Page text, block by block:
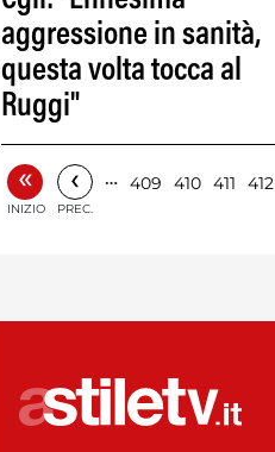
aggressione in sanità,
questa volta tocca al
Ruggi"
«
INIZIO
‹
PREC.
… 409 410 411 412